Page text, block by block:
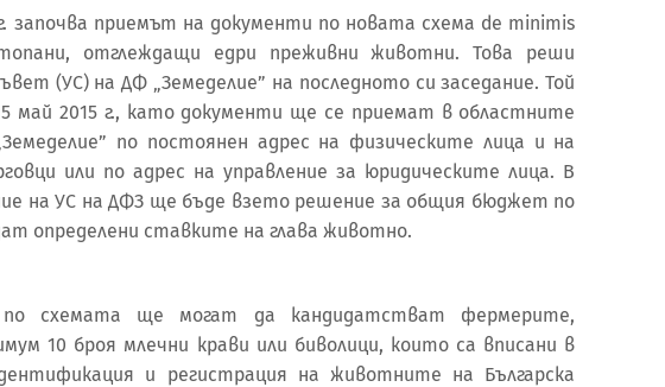
започва приемът на документи по новата схема de minimis
отглеждащи едри преживни животни. Това реши
(УС) на ДФ „Земеделие” на последното си заседание. Той
май 2015 г., като документи ще се приемат в областните
по постоянен адрес на физическите лица и на
или по адрес на управление за юридическите лица. В
на УС на ДФЗ ще бъде взето решение за общия бюджет по
определени ставките на глава животно.
по схемата ще могат да кандидатстват фермерите,
10 броя млечни крави или биволици, които са вписани в
и регистрация на животните на Българска